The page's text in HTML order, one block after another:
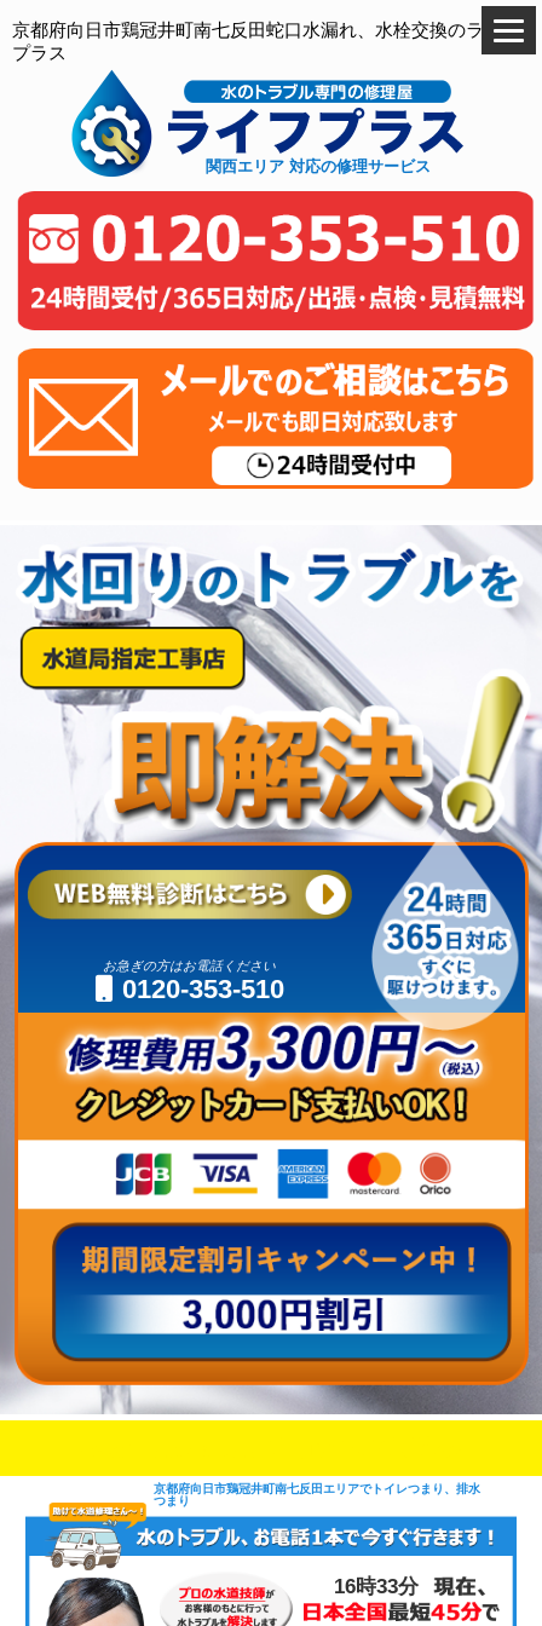
京都府向日市鶏冠井町南七反田蛇口水漏れ、水栓交換のライフ
プラス
関西エリア 対応の修理サービス
お急ぎの方はお電話ください
0120-353-510
京都府向日市鶏冠井町南七反田エリアでトイレつまり、排水
つまり
16時33分